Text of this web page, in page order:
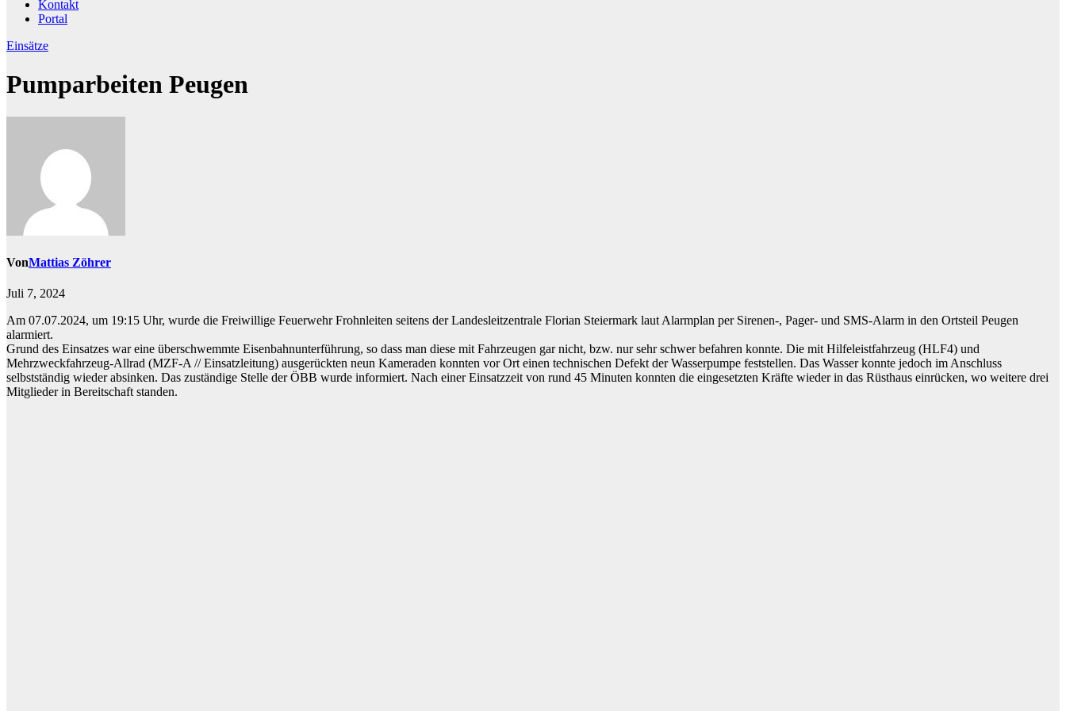
Kontakt
Portal
Einsätze
Pumparbeiten Peugen
VonMattias Zöhrer
Juli 7, 2024
Am 07.07.2024, um 19:15 Uhr, wurde die Freiwillige Feuerwehr Frohnleiten seitens der Landesleitzentrale Florian Steiermark laut Alarmplan per Sirenen-, Pager- und SMS-Alarm in den Ortsteil Peugen
alarmiert.
Grund des Einsatzes war eine überschwemmte Eisenbahnunterführung, so dass man diese mit Fahrzeugen gar nicht, bzw. nur sehr schwer befahren konnte. Die mit Hilfeleistfahrzeug (HLF4) und
Mehrzweckfahrzeug-Allrad (MZF-A // Einsatzleitung) ausgerückten neun Kameraden konnten vor Ort einen technischen Defekt der Wasserpumpe feststellen. Das Wasser konnte jedoch im Anschluss
selbstständig wieder absinken. Das zuständige Stelle der ÖBB wurde informiert. Nach einer Einsatzzeit von rund 45 Minuten konnten die eingesetzten Kräfte wieder in das Rüsthaus einrücken, wo weitere drei
Mitglieder in Bereitschaft standen.